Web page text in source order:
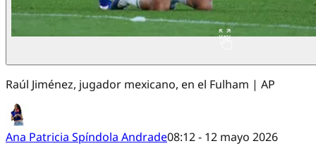
Raúl Jiménez, jugador mexicano, en el Fulham | AP
Ana Patricia Spíndola Andrade08:12 - 12 mayo 2026